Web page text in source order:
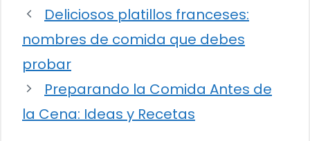
Deliciosos platillos franceses:
nombres de comida que debes
probar
Preparando la Comida Antes de
la Cena: Ideas y Recetas